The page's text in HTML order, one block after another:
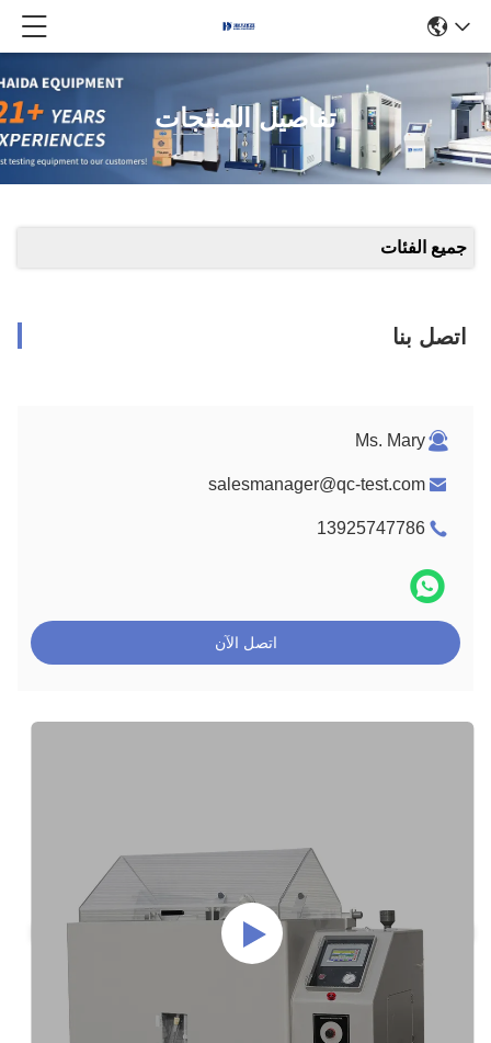
تفاصيل المنتجات
جميع الفئات
اتصل بنا
Ms. Mary
salesmanager@qc-test.com
13925747786
اتصل الآن